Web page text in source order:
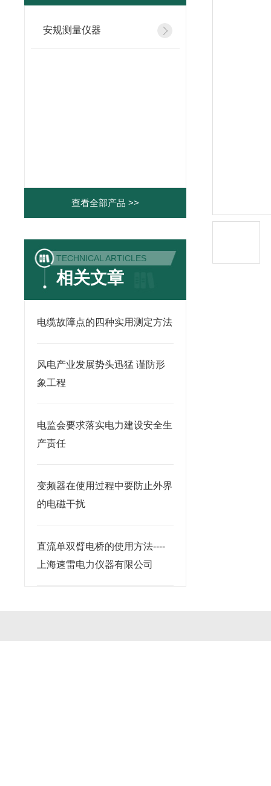
安规测量仪器
查看全部产品 >>
TECHNICAL ARTICLES
相关文章
电缆故障点的四种实用测定方法
风电产业发展势头迅猛 谨防形
象工程
电监会要求落实电力建设安全生
产责任
变频器在使用过程中要防止外界
的电磁干扰
直流单双臂电桥的使用方法----
上海速雷电力仪器有限公司